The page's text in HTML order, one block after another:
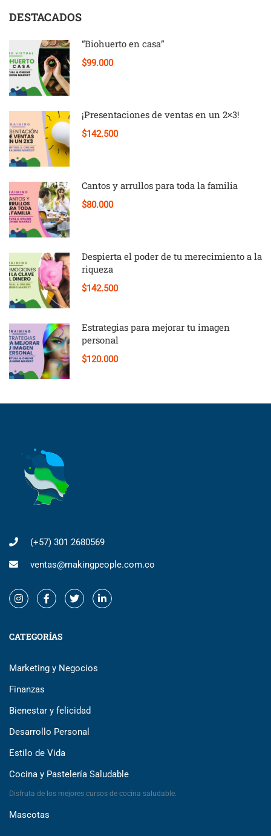
DESTACADOS
“Biohuerto en casa”
$99.000
¡Presentaciones de ventas en un 2×3!
$142.500
Cantos y arrullos para toda la familia
$80.000
Despierta el poder de tu merecimiento a la
riqueza
$142.500
Estrategias para mejorar tu imagen
personal
$120.000
(+57) 301 2680569
ventas@makingpeople.com.co
CATEGORÍAS
Marketing y Negocios
Finanzas
Bienestar y felicidad
Desarrollo Personal
Estilo de Vida
Cocina y Pastelería Saludable
Disfruta de los mejores cursos de cocina saludable.
Mascotas